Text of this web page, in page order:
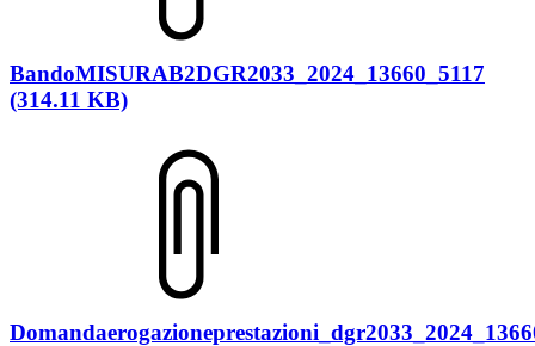
BandoMISURAB2DGR2033_2024_13660_5117
(314.11 KB)